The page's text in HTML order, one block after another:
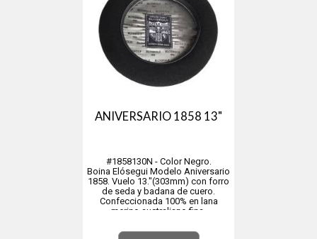
ANIVERSARIO 1858 13"
#1858130N - Color Negro.
Boina Elósegui Modelo Aniversario
1858. Vuelo 13."(303mm) con forro
de seda y badana de cuero.
Confeccionada 100% en lana
merino australiano fina.